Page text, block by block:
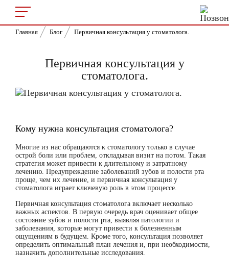
Главная Блог Первичная консультация у стоматолога.
Первичная консультация у
стоматолога.
Кому нужна консультация стоматолога?
Многие из нас обращаются к стоматологу только в случае
острой боли или проблем, откладывая визит на потом. Такая
стратегия может привести к длительному и затратному
лечению. Предупреждение заболеваний зубов и полости рта
проще, чем их лечение, и первичная консультация у
стоматолога играет ключевую роль в этом процессе.
Первичная консультация стоматолога включает несколько
важных аспектов. В первую очередь врач оценивает общее
состояние зубов и полости рта, выявляя патологии и
заболевания, которые могут привести к болезненным
ощущениям в будущем. Кроме того, консультация позволяет
определить оптимальный план лечения и, при необходимости,
назначить дополнительные исследования.